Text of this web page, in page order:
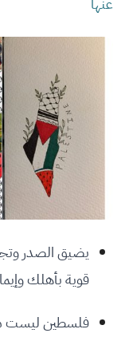
يضيق الصدر
قوية بأهلك
فلسطين ليست